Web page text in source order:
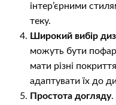
інтер’єрними
теку.
Широкий вибір
можуть бути
мати різні
адаптувати їх до
Простота догляду.